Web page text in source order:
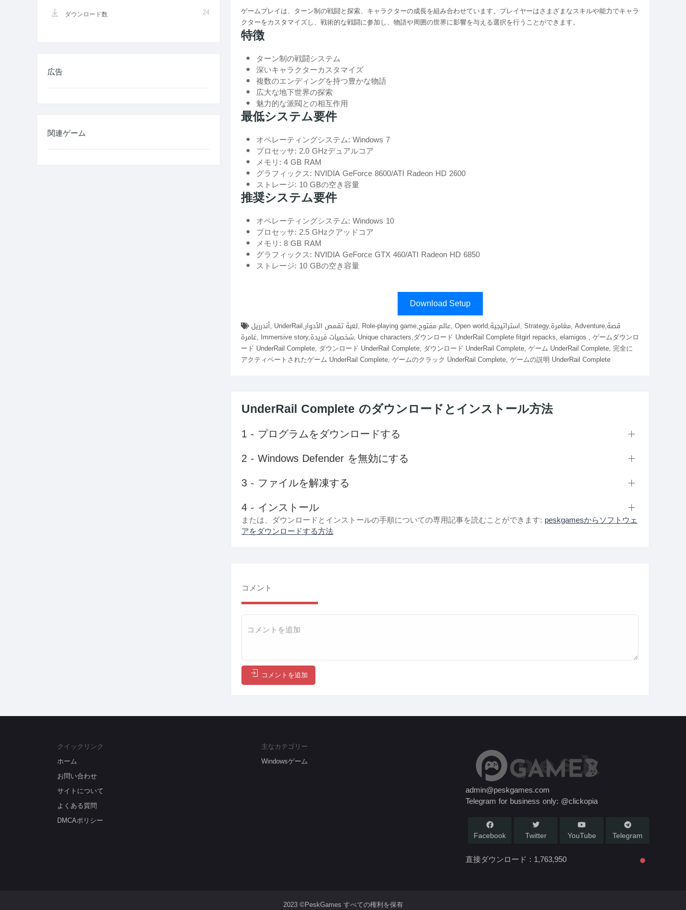
ゲームプレイは、ターン制の戦闘と探索、キャラクターの成長を組み合わせています。プレイヤーはさまざまなスキルや能力でキャラ
クターをカスタマイズし、戦術的な戦闘に参加し、物語や周囲の世界に影響を与える選択を行うことができます。
特徴
ターン制の戦闘システム
深いキャラクターカスタマイズ
複数のエンディングを持つ豊かな物語
広大な地下世界の探索
魅力的な派閥との相互作用
最低システム要件
オペレーティングシステム: Windows 7
プロセッサ: 2.0 GHzデュアルコア
メモリ: 4 GB RAM
グラフィックス: NVIDIA GeForce 8600/ATI Radeon HD 2600
ストレージ: 10 GBの空き容量
推奨システム要件
オペレーティングシステム: Windows 10
プロセッサ: 2.5 GHzクアッドコア
メモリ: 8 GB RAM
グラフィックス: NVIDIA GeForce GTX 460/ATI Radeon HD 6850
ストレージ: 10 GBの空き容量
Download Setup
غامرة, Immersive story,شخصيات فريدة, Unique characters,ダウンロード UnderRail Complete fitgirl repacks, elamigos , ゲームダウンロ
ード UnderRail Complete, ダウンロード UnderRail Complete, ダウンロード UnderRail Complete, ゲーム UnderRail Complete, 完全に
アクティベートされたゲーム UnderRail Complete, ゲームのクラック UnderRail Complete, ゲームの説明 UnderRail Complete
UnderRail Complete のダウンロードとインストール方法
1 - プログラムをダウンロードする
2 - Windows Defender を無効にする
3 - ファイルを解凍する
4 - インストール
または、ダウンロードとインストールの手順についての専用記事を読むことができます: peskgamesからソフトウェ
アをダウンロードする方法
コメント
コメントを追加
ダウンロード数 24
広告
関連ゲーム
クイックリンク
ホーム
お問い合わせ
サイトについて
よくある質問
DMCAポリシー
主なカテゴリー
Windowsゲーム
admin@peskgames.com
Telegram for business only: @clickopia
Facebook Twitter YouTube Telegram
直接ダウンロード : 1,763,950
2023 ©PeskGames すべての権利を保有